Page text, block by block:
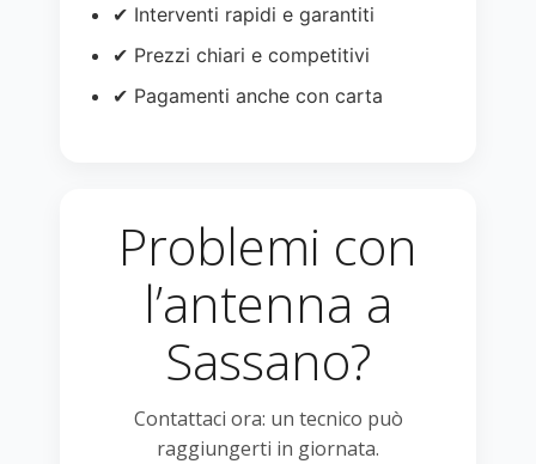
✔ Interventi rapidi e garantiti
✔ Prezzi chiari e competitivi
✔ Pagamenti anche con carta
Problemi con
l’antenna a
Sassano?
Contattaci ora: un tecnico può
raggiungerti in giornata.